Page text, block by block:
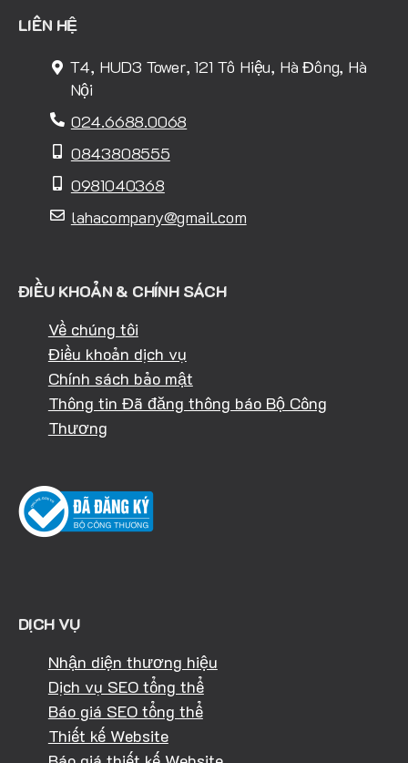
LIÊN HỆ
T4, HUD3 Tower, 121 Tô Hiệu, Hà Đông, Hà
Nội
024.6688.0068
0843808555
0981040368
lahacompany@gmail.com
ĐIỀU KHOẢN & CHÍNH SÁCH
Về chúng tôi
Điều khoản dịch vụ
Chính sách bảo mật
Thông tin Đã đăng thông báo Bộ Công
Thương
DỊCH VỤ
Nhận diện thương hiệu
Dịch vụ SEO tổng thể
Báo giá SEO tổng thể
Thiết kế Website